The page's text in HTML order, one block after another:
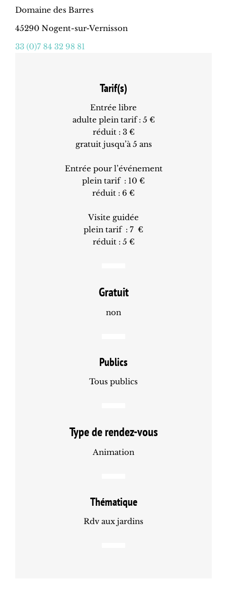
Domaine des Barres
45290 Nogent-sur-Vernisson
33 (0)7 84 32 98 81
Tarif(s)
Entrée libre
adulte plein tarif : 5 €
réduit : 3 €
gratuit jusqu’à 5 ans
Entrée pour l’événement
plein tarif : 10 €
réduit : 6 €
Visite guidée
plein tarif : 7 €
réduit : 5 €
Gratuit
non
Publics
Tous publics
Type de rendez-vous
Animation
Thématique
Rdv aux jardins